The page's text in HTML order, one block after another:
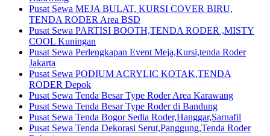
Pusat Sewa MEJA BULAT, KURSI COVER BIRU,
TENDA RODER Area BSD
Pusat Sewa PARTISI BOOTH,TENDA RODER ,MISTY
COOL Kuningan
Pusat Sewa Perlengkapan Event Meja,Kursi,tenda Roder
Jakarta
Pusat Sewa PODIUM ACRYLIC KOTAK,TENDA
RODER Depok
Pusat Sewa Tenda Besar Type Roder Area Karawang
Pusat Sewa Tenda Besar Type Roder di Bandung
Pusat Sewa Tenda Bogor Sedia Roder,Hanggar,Sarnafil
Pusat Sewa Tenda Dekorasi Serut,Panggung,Tenda Roder